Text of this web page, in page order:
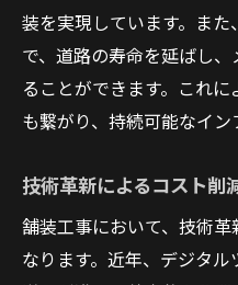
環境負荷を減ら
水資源管理とエ
環境保護を考慮
環境への影響を
舗装工事の効率化を
効率的な資材管
装を実現しています。ま
で、道路の寿命を延ばし
ることができます。これ
も繋がり、持続可能なイン
技術革新によるコスト削
舗装工事において、技術
なります。近年、デジタ